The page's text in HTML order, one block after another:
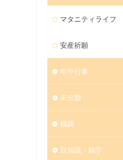
マタニティライフ
安産祈願
年中行事
未分類
福袋
豆知識・雑学